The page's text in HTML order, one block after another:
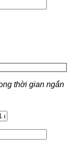
thời gian ngắn